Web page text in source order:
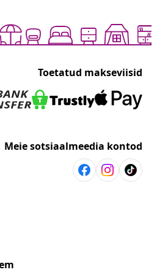
Toetatud makseviisid
Meie sotsiaalmeedia kontod